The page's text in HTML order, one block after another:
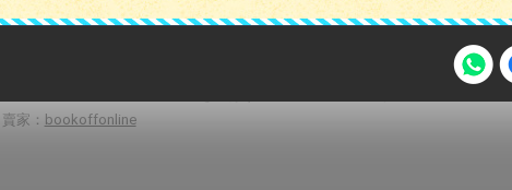
賣家： bookoffonline